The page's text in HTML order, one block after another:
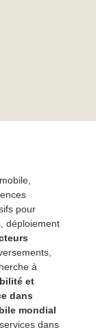
pour
déploiement
à
et
dans
mondial
dans